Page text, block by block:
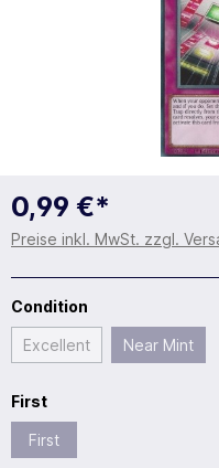
0,99 €*
Preise inkl. MwSt. zzgl.
Condition
Excellent Near Mint
First
First